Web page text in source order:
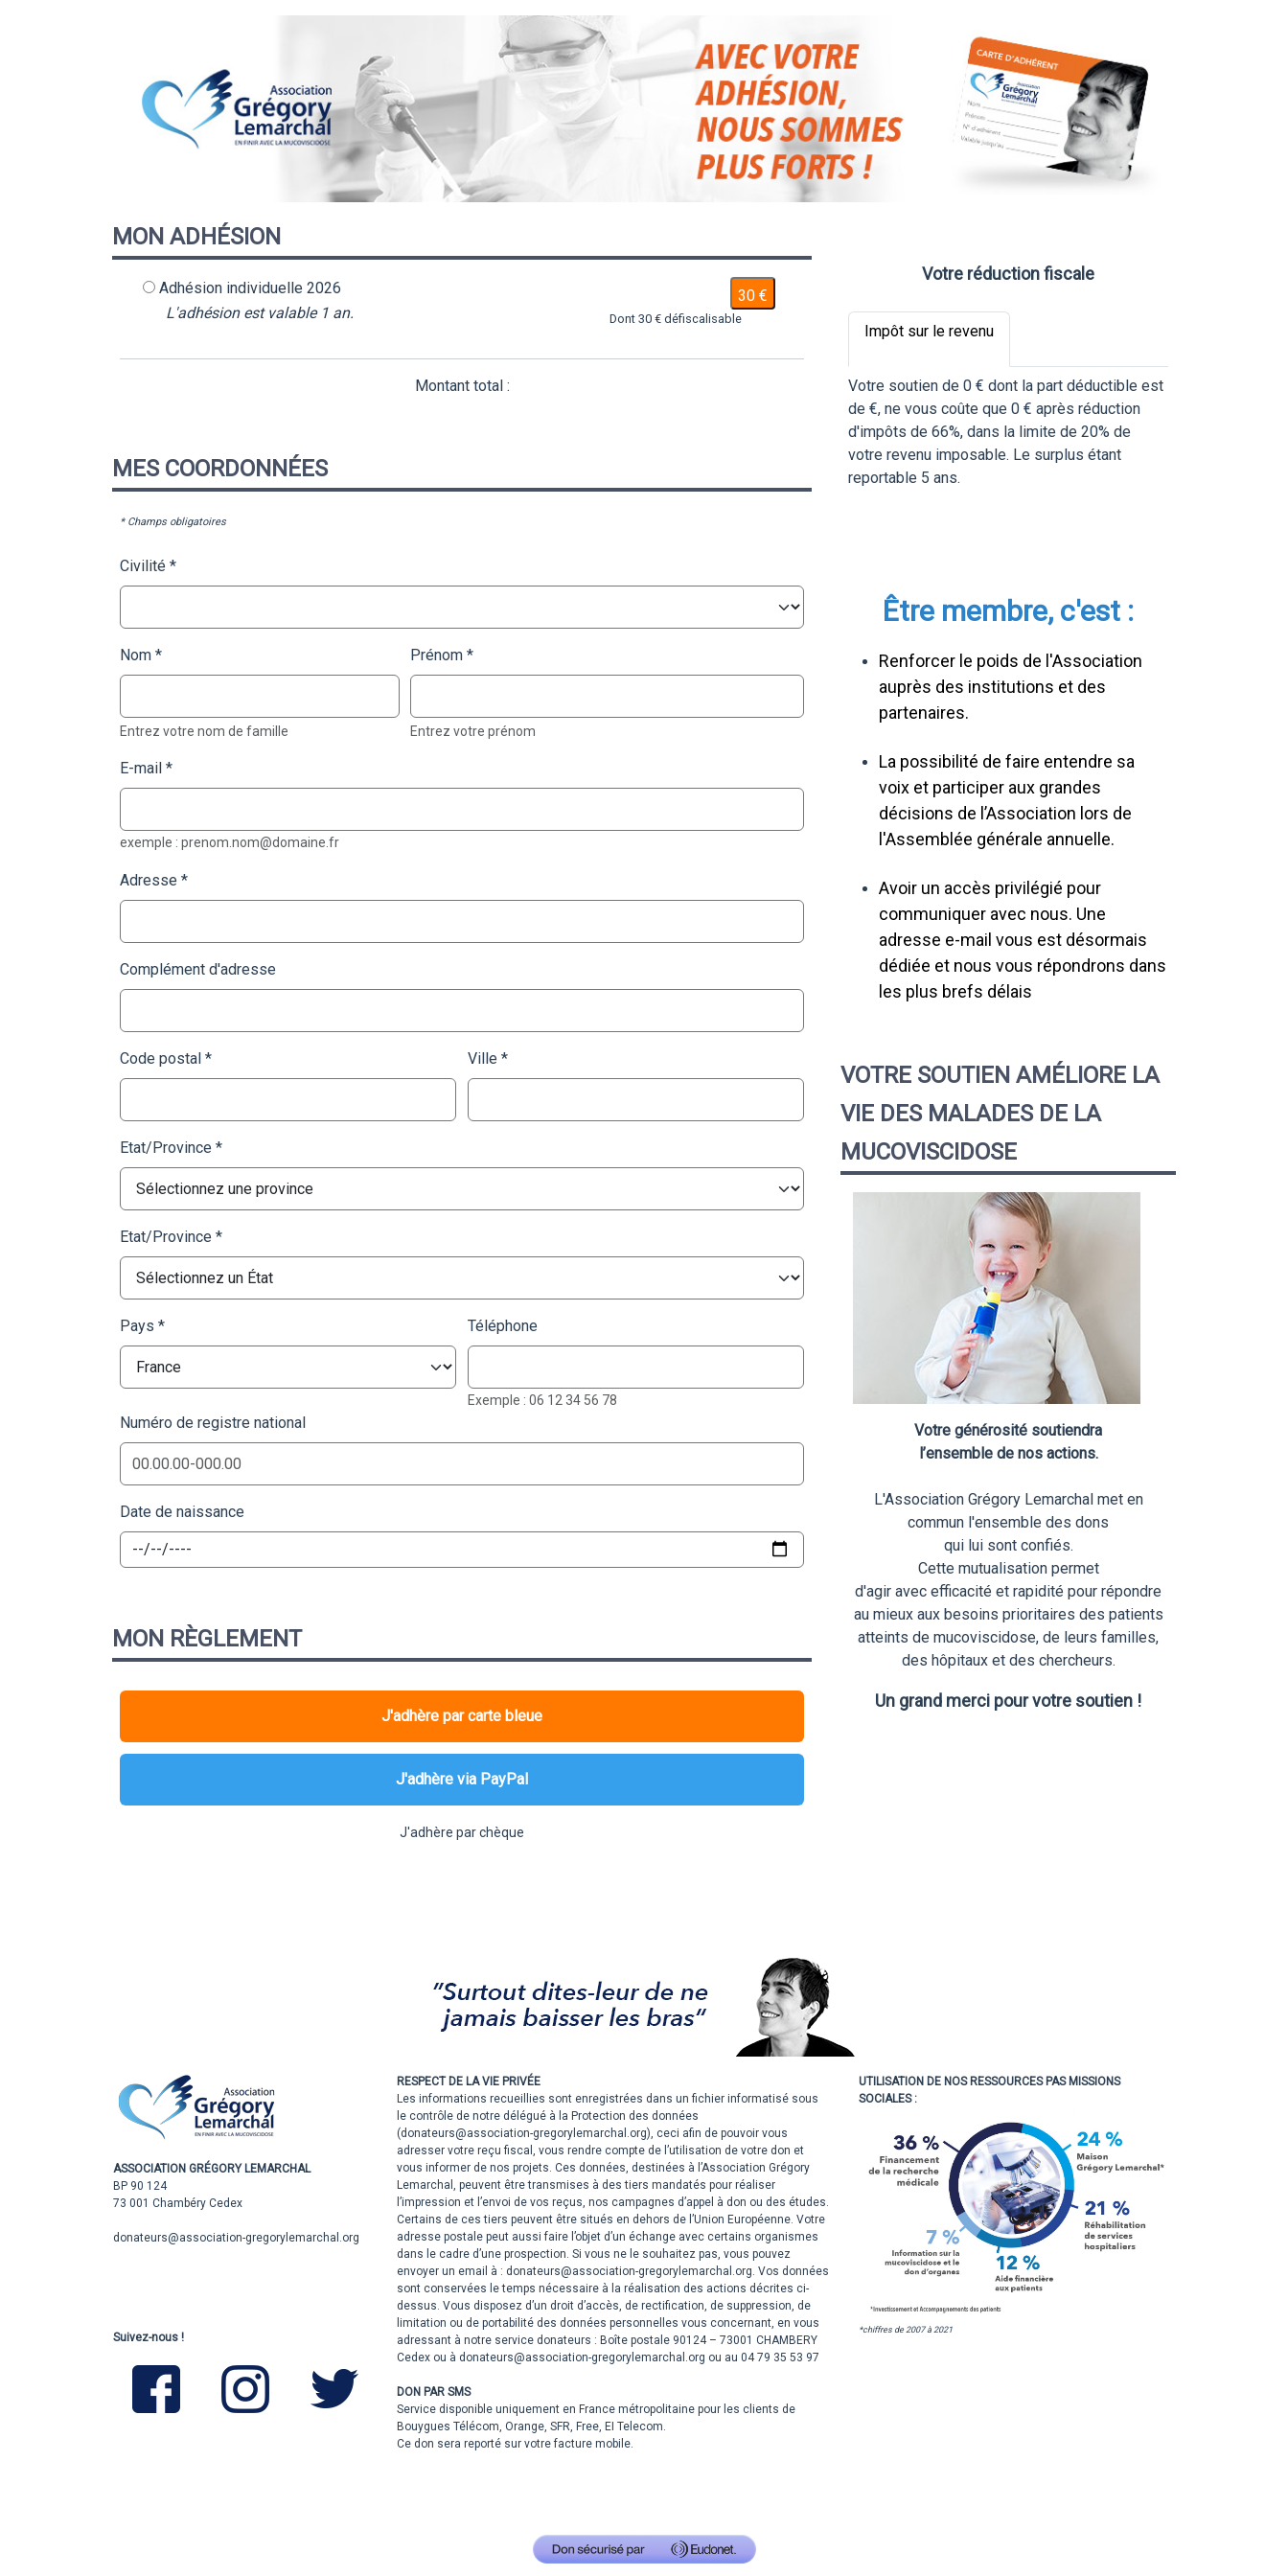
MON ADHÉSION
Adhésion individuelle 2026
L'adhésion est valable 1 an.
30 €
Dont 30 € défiscalisable
Montant total :
MES COORDONNÉES
* Champs obligatoires
Civilité
Nom
Entrez votre nom de famille
Prénom
Entrez votre prénom
E-mail
exemple : prenom.nom@domaine.fr
Adresse
Complément d'adresse
Code postal Ville
Etat/Province
Etat/Province
Pays Téléphone
Exemple : 06 12 34 56 78
Numéro de registre national
Date de naissance
MON RÈGLEMENT
J'adhère par carte bleue
J'adhère via PayPal
J'adhère par chèque
Votre réduction fiscale
Impôt sur le revenu
Votre soutien de 0 € dont la part déductible est
de €, ne vous coûte que 0 € après réduction
d'impôts de 66%, dans la limite de 20% de
votre revenu imposable. Le surplus étant
reportable 5 ans.
Être membre, c'est :
Renforcer le poids de l'Association
auprès des institutions et des
partenaires.
La possibilité de faire entendre sa
voix et participer aux grandes
décisions de l’Association lors de
l'Assemblée générale annuelle.
Avoir un accès privilégié pour
communiquer avec nous. Une
adresse e-mail vous est désormais
dédiée et nous vous répondrons dans
les plus brefs délais
VOTRE SOUTIEN AMÉLIORE LA
VIE DES MALADES DE LA
MUCOVISCIDOSE
Votre générosité soutiendra
l’ensemble de nos actions.
L'Association Grégory Lemarchal met en
commun l'ensemble des dons
qui lui sont confiés.
Cette mutualisation permet
d'agir avec efficacité et rapidité pour répondre
au mieux aux besoins prioritaires des patients
atteints de mucoviscidose, de leurs familles,
des hôpitaux et des chercheurs.
Un grand merci pour votre soutien !
ASSOCIATION GRÉGORY LEMARCHAL
BP 90 124
73 001 Chambéry Cedex
donateurs@association-gregorylemarchal.org
RESPECT DE LA VIE PRIVÉE
Les informations recueillies sont enregistrées dans un fichier informatisé sous
le contrôle de notre délégué à la Protection des données
(donateurs@association-gregorylemarchal.org), ceci afin de pouvoir vous
adresser votre reçu fiscal, vous rendre compte de l’utilisation de votre don et
vous informer de nos projets. Ces données, destinées à l’Association Grégory
Lemarchal, peuvent être transmises à des tiers mandatés pour réaliser
l’impression et l’envoi de vos reçus, nos campagnes d’appel à don ou des études.
Certains de ces tiers peuvent être situés en dehors de l’Union Européenne. Votre
adresse postale peut aussi faire l’objet d’un échange avec certains organismes
dans le cadre d’une prospection. Si vous ne le souhaitez pas, vous pouvez
envoyer un email à : donateurs@association-gregorylemarchal.org. Vos données
sont conservées le temps nécessaire à la réalisation des actions décrites ci-
dessus. Vous disposez d’un droit d’accès, de rectification, de suppression, de
limitation ou de portabilité des données personnelles vous concernant, en vous
adressant à notre service donateurs : Boîte postale 90124 – 73001 CHAMBERY
Cedex ou à donateurs@association-gregorylemarchal.org ou au 04 79 35 53 97
DON PAR SMS
Service disponible uniquement en France métropolitaine pour les clients de
Bouygues Télécom, Orange, SFR, Free, EI Telecom.
Ce don sera reporté sur votre facture mobile.
UTILISATION DE NOS RESSOURCES PAS MISSIONS
SOCIALES :
*chiffres de 2007 à 2021
Suivez-nous !